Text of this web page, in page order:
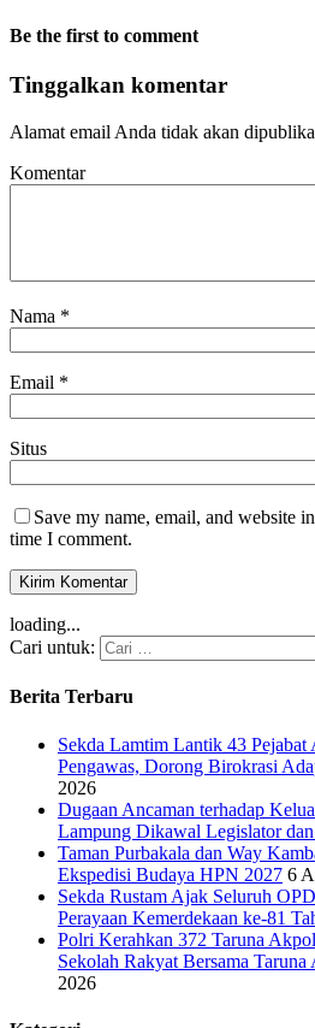
Be the first to comment
Tinggalkan komentar
Alamat email Anda tidak akan
Komentar
Nama *
Email *
Situs
Save my name, email, and website
time I comment.
loading...
Cari untuk:
Berita Terbaru
Sekda Lamtim Lantik 43 Pejabat
Pengawas, Dorong Birokrasi
2026
Dugaan Ancaman terhadap
Lampung Dikawal Legislator
Taman Purbakala dan Way
Ekspedisi Budaya HPN 2027 6
Sekda Rustam Ajak Seluruh
Perayaan Kemerdekaan ke-81
Polri Kerahkan 372 Taruna
Sekolah Rakyat Bersama
2026